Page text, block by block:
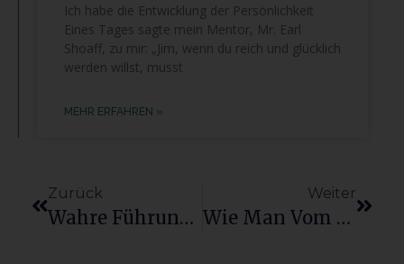
Ich habe die Entwicklung der Persönlichkeit
Eines Tages sagte mein Mentor, Mr. Earl
Shoaff, zu mir: „Jim, wenn du reich und glücklich
werden willst, musst
MEHR ERFAHREN »
Zurück
Wahre Führungsqualitäten Entdecken
Weiter
Wie Man Vom Täglichen Überleben Zur Gestaltung Des Lebens Gelangt